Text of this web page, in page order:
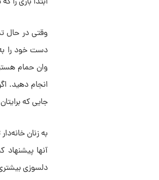
وقتی در حال
دست خود را به
وان حمام
انجام دهید.
جایی که
به زنان
آنها
دلسوزی